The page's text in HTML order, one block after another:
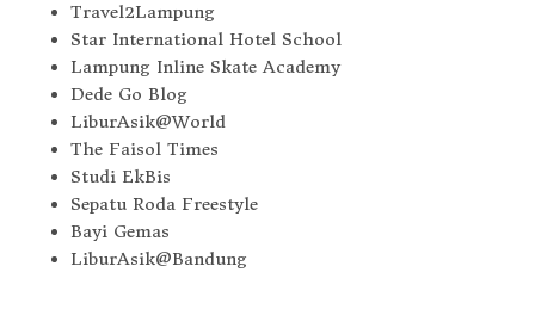
Travel2Lampung
Star International Hotel School
Lampung Inline Skate Academy
Dede Go Blog
LiburAsik@World
The Faisol Times
Studi EkBis
Sepatu Roda Freestyle
Bayi Gemas
LiburAsik@Bandung